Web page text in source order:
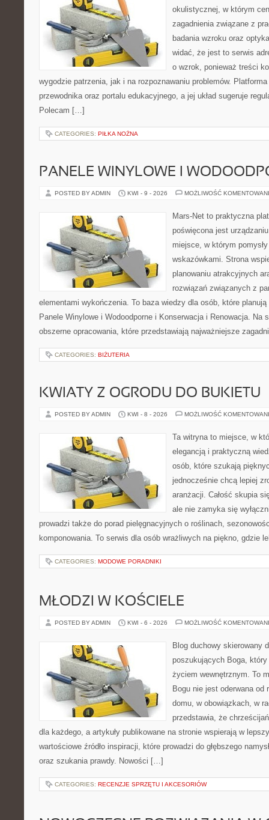
okulistycznej, w którym
zagadnienia związane z
badania wzroku oraz
widać, że jest to serwis
o wzrok, ponieważ treści
wygodzie patrzenia, jak i na rozpoznawaniu problemów.
przewodnika oraz portalu edukacyjnego, a jej układ sugeruje
Polecam […]
CATEGORIES: PIŁKA NOŻNA
PANELE WINYLOWE I
POSTED BY ADMIN KWI - 9 - 2026 MOŻLIWOŚĆ
Mars-Net to praktyczna
poświęcona jest
miejsce, w którym
wskazówkami. Strona
planowaniu atrakcyjnych
rozwiązań związanych z
elementami wykończenia. To baza wiedzy dla osób, które
Panele Winylowe i Wodoodporne i Konserwacja i Renowacja. Na
obszerne opracowania, które przedstawiają najważniejsze
CATEGORIES: BIŻUTERIA
KWIATY Z OGRODU DO BUKIETU
POSTED BY ADMIN KWI - 8 - 2026 MOŻLIWOŚĆ
Ta witryna to miejsce, w
elegancją i praktyczną
osób, które szukają
jednocześnie chcą lepiej
aranżacji. Całość skupia
ale nie zamyka się
prowadzi także do porad pielęgnacyjnych o roślinach,
komponowania. To serwis dla osób wrażliwych na piękno, gdzie
CATEGORIES: MODOWE PORADNIKI
MŁODZI W KOŚCIELE
POSTED BY ADMIN KWI - 6 - 2026 MOŻLIWOŚĆ
Blog duchowy skierowany
poszukujących Boga,
życiem wewnętrznym. To
Bogu nie jest oderwana
domu, w obowiązkach, w
przedstawia, że
dla każdego, a artykuły publikowane na stronie wspierają w
wartościowe źródło inspiracji, które prowadzi do głębszego
oraz szukania prawdy. Nowości […]
CATEGORIES: RECENZJE SPRZĘTU I AKCESORIÓW